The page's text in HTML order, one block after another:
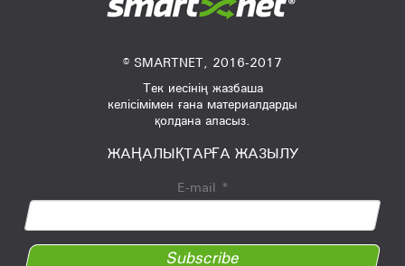
© SMARTNET, 2016-2017
Тек иесінің жазбаша
келісімімен ғана материалдарды
қолдана аласыз.
ЖАҢАЛЫҚТАРҒА ЖАЗЫЛУ
E-mail *
Subscribe